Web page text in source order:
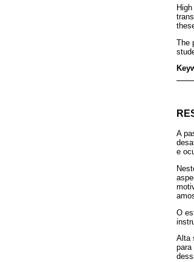
The
A
e
O
Alta
para